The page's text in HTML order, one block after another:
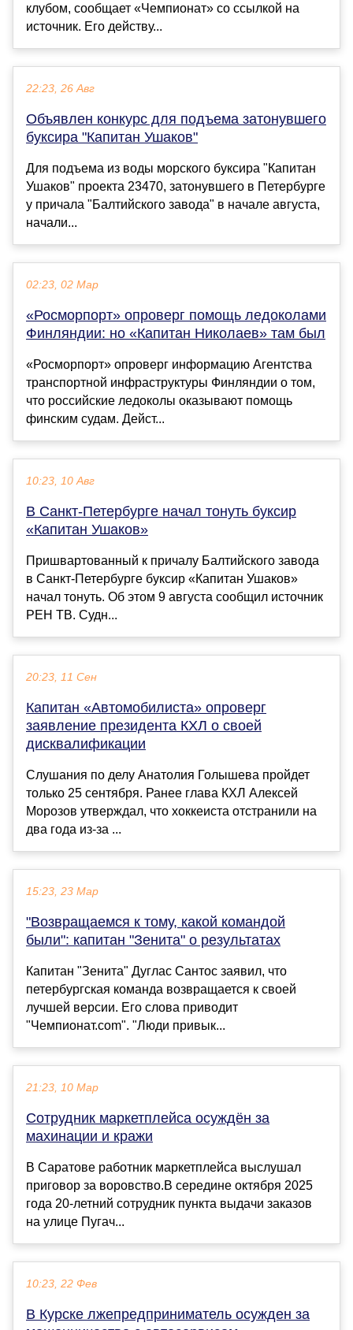
клубом, сообщает «Чемпионат» со ссылкой на
источник. Его действу...
22:23, 26 Авг
Объявлен конкурс для подъема затонувшего
буксира "Капитан Ушаков"
Для подъема из воды морского буксира "Капитан
Ушаков" проекта 23470, затонувшего в Петербурге
у причала "Балтийского завода" в начале августа,
начали...
02:23, 02 Мар
«Росморпорт» опроверг помощь ледоколами
Финляндии: но «Капитан Николаев» там был
«Росморпорт» опроверг информацию Агентства
транспортной инфраструктуры Финляндии о том,
что российские ледоколы оказывают помощь
финским судам. Дейст...
10:23, 10 Авг
В Санкт-Петербурге начал тонуть буксир
«Капитан Ушаков»
Пришвартованный к причалу Балтийского завода
в Санкт-Петербурге буксир «Капитан Ушаков»
начал тонуть. Об этом 9 августа сообщил источник
РЕН ТВ. Судн...
20:23, 11 Сен
Капитан «Автомобилиста» опроверг
заявление президента КХЛ о своей
дисквалификации
Слушания по делу Анатолия Голышева пройдет
только 25 сентября. Ранее глава КХЛ Алексей
Морозов утверждал, что хоккеиста отстранили на
два года из-за ...
15:23, 23 Мар
"Возвращаемся к тому, какой командой
были": капитан "Зенита" о результатах
Капитан "Зенита" Дуглас Сантос заявил, что
петербургская команда возвращается к своей
лучшей версии. Его слова приводит
"Чемпионат.com". "Люди привык...
21:23, 10 Мар
Сотрудник маркетплейса осуждён за
махинации и кражи
В Саратове работник маркетплейса выслушал
приговор за воровство.В середине октября 2025
года 20-летний сотрудник пункта выдачи заказов
на улице Пугач...
10:23, 22 Фев
В Курске лжепредприниматель осужден за